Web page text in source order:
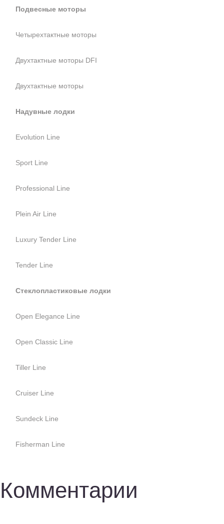
Подвесные моторы
Четырехтактные моторы
Двухтактные моторы DFI
Двухтактные моторы
Надувные лодки
Evolution Line
Sport Line
Professional Line
Plein Air Line
Luxury Tender Line
Tender Line
Стеклопластиковые лодки
Open Elegance Line
Open Classic Line
Tiller Line
Cruiser Line
Sundeck Line
Fisherman Line
Комментарии